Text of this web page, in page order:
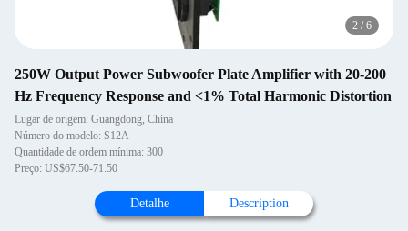
2 / 6
250W Output Power Subwoofer Plate Amplifier with 20-200
Hz Frequency Response and <1% Total Harmonic Distortion
Lugar de origem: Guangdong, China
Número do modelo: S12A
Quantidade de ordem mínima: 300
Preço: US$67.50-71.50
Detalhe Description